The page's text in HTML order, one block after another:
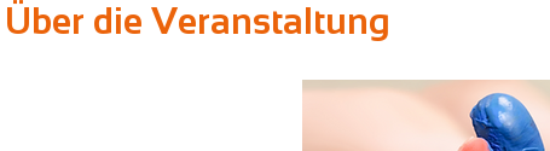
Über die Veranstaltung